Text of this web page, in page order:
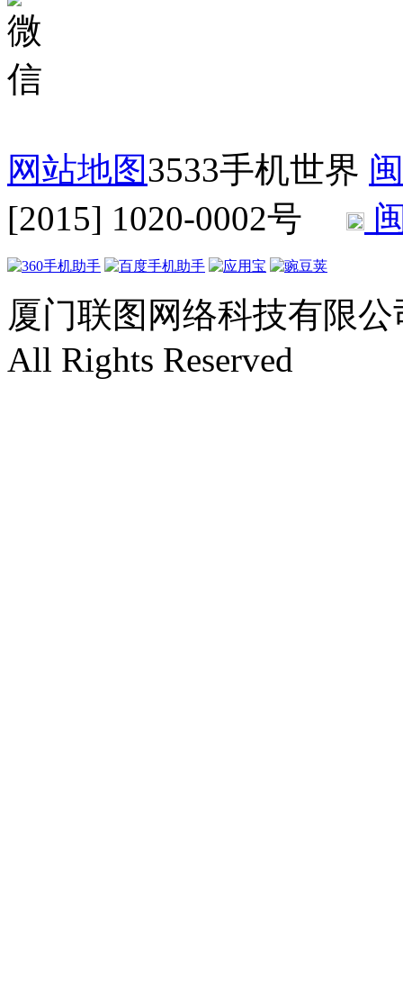
网站地图3533手机世界
[2015] 1020-0002号
厦门联图网络科技有限公
All Rights Reserved